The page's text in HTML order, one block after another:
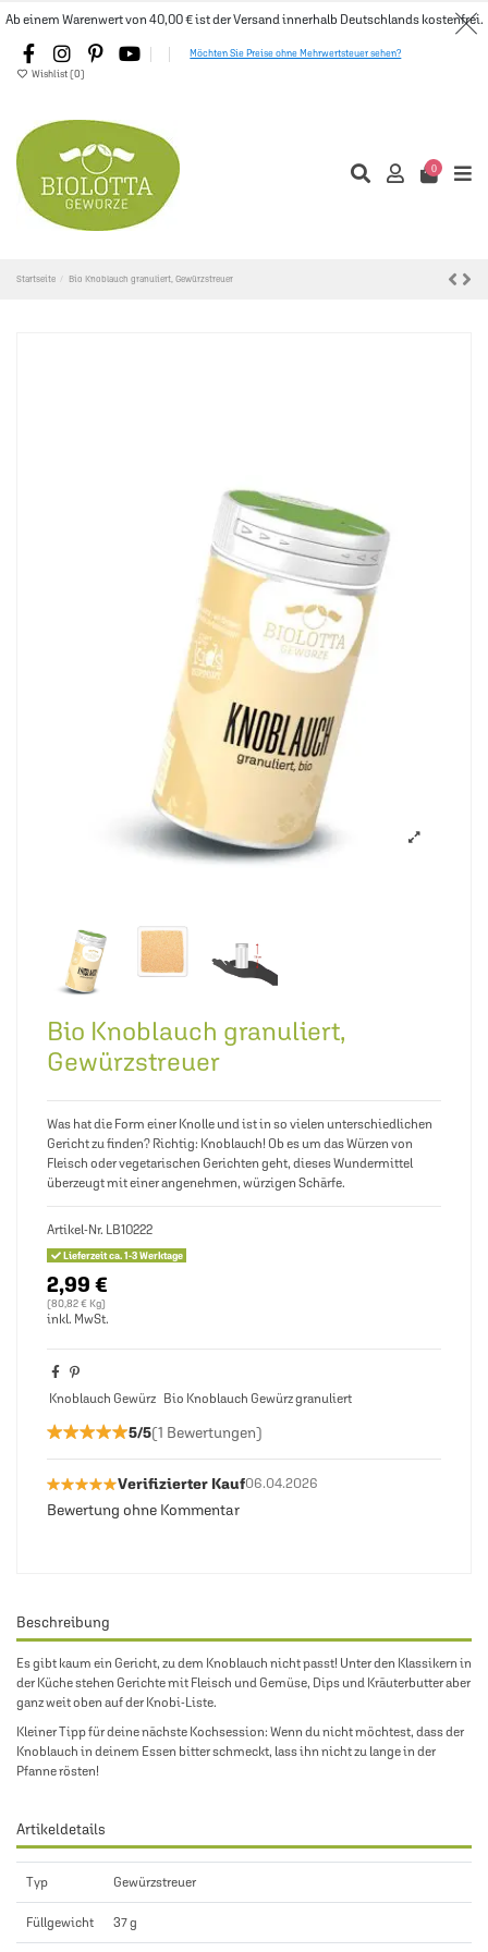
Ab einem Warenwert von 40,00 € ist der Versand innerhalb Deutschlands kostenfrei.
Möchten Sie Preise ohne Mehrwertsteuer sehen?
Wishlist (0)
0
Startseite Bio Knoblauch granuliert, Gewürzstreuer
Bio Knoblauch granuliert,
Gewürzstreuer
Was hat die Form einer Knolle und ist in so vielen unterschiedlichen
Gericht zu finden? Richtig: Knoblauch! Ob es um das Würzen von
Fleisch oder vegetarischen Gerichten geht, dieses Wundermittel
überzeugt mit einer angenehmen, würzigen Schärfe.
Artikel-Nr. LB10222
Lieferzeit ca. 1-3 Werktage
2,99 €
(80,82 € Kg)
inkl. MwSt.
Knoblauch Gewürz Bio Knoblauch Gewürz granuliert
★★★★★
★★★★★5/5(1 Bewertungen)
★★★★★
★★★★★Verifizierter Kauf06.04.2026
Bewertung ohne Kommentar
Beschreibung
Es gibt kaum ein Gericht, zu dem Knoblauch nicht passt! Unter den Klassikern in
der Küche stehen Gerichte mit Fleisch und Gemüse, Dips und Kräuterbutter aber
ganz weit oben auf der Knobi-Liste.
Kleiner Tipp für deine nächste Kochsession: Wenn du nicht möchtest, dass der
Knoblauch in deinem Essen bitter schmeckt, lass ihn nicht zu lange in der
Pfanne rösten!
Artikeldetails
Typ Gewürzstreuer
Füllgewicht 37 g